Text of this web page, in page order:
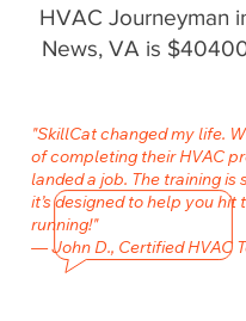
HVAC Journeyman
News, VA is
"SkillCat changed my life.
of completing their HVAC
landed a job. The training is
it’s designed to help you hit
running!"
— John D., Certified HVAC